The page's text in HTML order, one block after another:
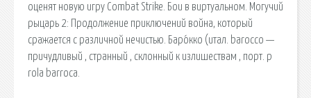
оценят новую игру Combat Strike. Бои в виртуальном. Могучий
рыцарь 2: Продолжение приключений война, который
сражается с различной нечистью. Баро́кко (итал. barocco —
причудливый , странный , склонный к излишествам , порт. p
rola barroca.